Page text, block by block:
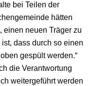
bei Teilen der
hätten
einen neuen Träger zu
dass durch so einen
gespült werden.“
die Verantwortung
weitergeführt werden